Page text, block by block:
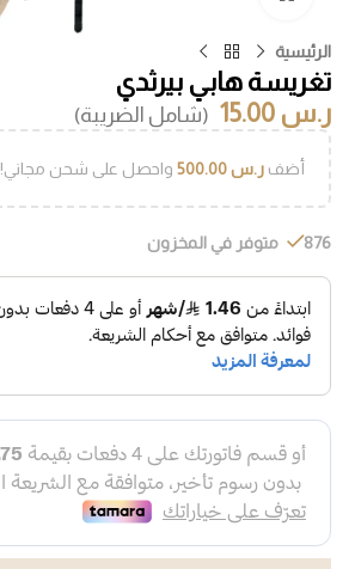
الرئيسية
تغريسة هابي بيرثدي
ر.س
(شامل الضريبة)
أضف ر.س واحصل على شحن مجاني!
876 متوفر في المخزون